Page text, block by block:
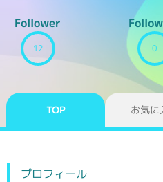
Follower
12 0
TOP お気に
プロフィール